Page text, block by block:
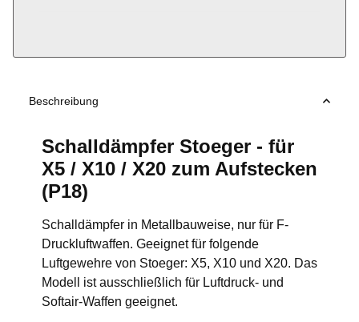
Beschreibung
Schalldämpfer Stoeger - für
X5 / X10 / X20 zum Aufstecken
(P18)
Schalldämpfer in Metallbauweise, nur für F-
Druckluftwaffen. Geeignet für folgende
Luftgewehre von Stoeger: X5, X10 und X20. Das
Modell ist ausschließlich für Luftdruck- und
Softair-Waffen geeignet.